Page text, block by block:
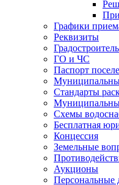
Графики
Реквизиты
ГО и ЧС
Паспорт
Стандарты
Схемы
Бесплатная
Концессия
Земельные
Аукционы
Персональные